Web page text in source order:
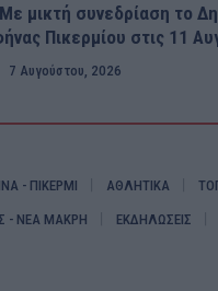
μικτή συνεδρίαση το
Πικερμίου στις 11
7 Αυγούστου, 2026
- ΠΙΚΕΡΜΙ ΑΘΛΗΤΙΚΑ
- ΝΕΑ ΜΑΚΡΗ ΕΚΔΗΛΩΣΕΙΣ